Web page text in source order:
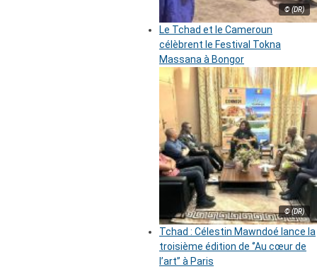
© (DR)
Le Tchad et le Cameroun
célèbrent le Festival Tokna
Massana à Bongor
© (DR)
Tchad : Célestin Mawndoé lance la
troisième édition de ‘’Au cœur de
l’art’’ à Paris